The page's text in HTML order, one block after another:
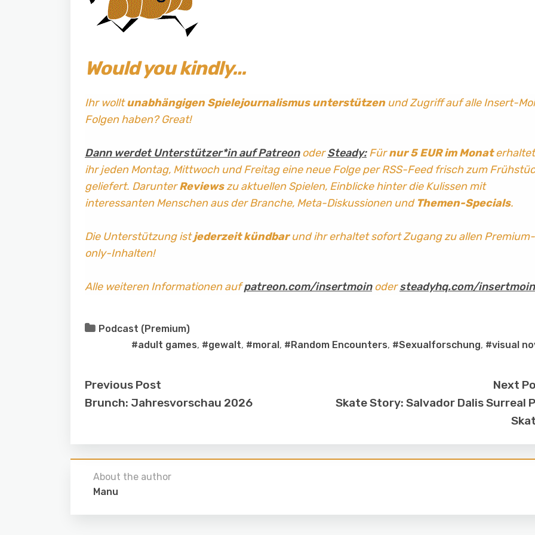
Would you kindly…
Ihr wolltunabhängigen Spielejournalismus unterstützenund Zugriff auf alle Insert-
Folgen haben? Great!
Dann werdet Unterstützer*in auf PatreonoderSteady:Fürnur 5 EUR im Monaterhaltet
ihr jeden Montag, Mittwoch und Freitag eine neue Folge per RSS-Feed frisch zum
geliefert. DarunterReviewszu aktuellen Spielen, Einblicke hinter die Kulissen mit
interessanten Menschen aus der Branche, Meta-Diskussionen und Themen-Specials.
Die Unterstützung istjederzeit kündbarund ihr erhaltet sofort Zugang zu allen Premium-
only-Inhalten!
Alle weiteren Informationen aufpatreon.com/insertmoinodersteadyhq.com/insertmoin
Podcast (Premium)
#adult games, #gewalt, #moral, #Random Encounters, #Sexualforschung, #visual
Previous Post
Brunch: Jahresvorschau 2026
Next
Skate Story: Salvador Dalis Surreal
About the author
Manu